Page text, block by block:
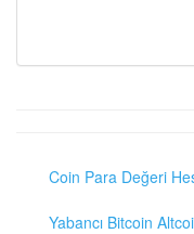
Coin Para Değeri
Yabancı Bitcoin